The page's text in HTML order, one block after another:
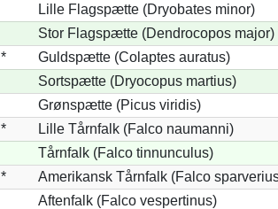
Lille Flagspætte (Dryobates minor)
Stor Flagspætte (Dendrocopos major)
*
Guldspætte (Colaptes auratus)
Sortspætte (Dryocopus martius)
Grønspætte (Picus viridis)
*
Lille Tårnfalk (Falco naumanni)
Tårnfalk (Falco tinnunculus)
*
Amerikansk Tårnfalk (Falco
Aftenfalk (Falco vespertinus)